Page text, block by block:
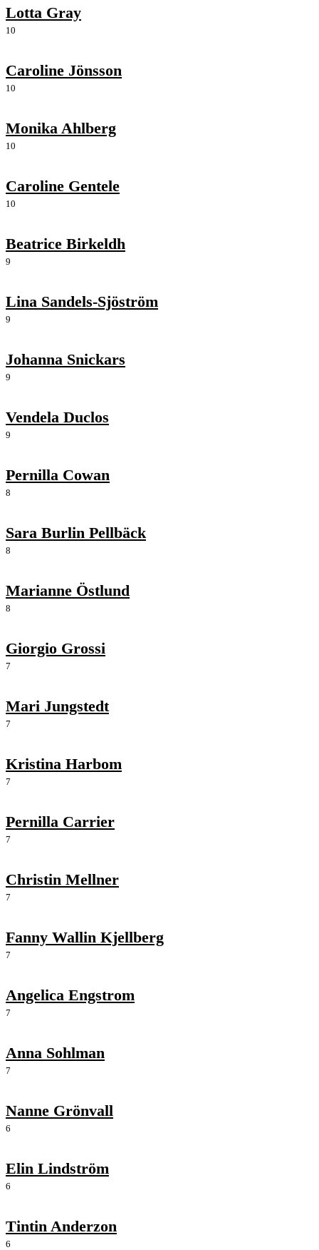
Lotta Gray
10
Caroline Jönsson
10
Monika Ahlberg
10
Caroline Gentele
10
Beatrice Birkeldh
9
Lina Sandels-Sjöström
9
Johanna Snickars
9
Vendela Duclos
9
Pernilla Cowan
8
Sara Burlin Pellbäck
8
Marianne Östlund
8
Giorgio Grossi
7
Mari Jungstedt
7
Kristina Harbom
7
Pernilla Carrier
7
Christin Mellner
7
Fanny Wallin Kjellberg
7
Angelica Engstrom
7
Anna Sohlman
7
Nanne Grönvall
6
Elin Lindström
6
Tintin Anderzon
6